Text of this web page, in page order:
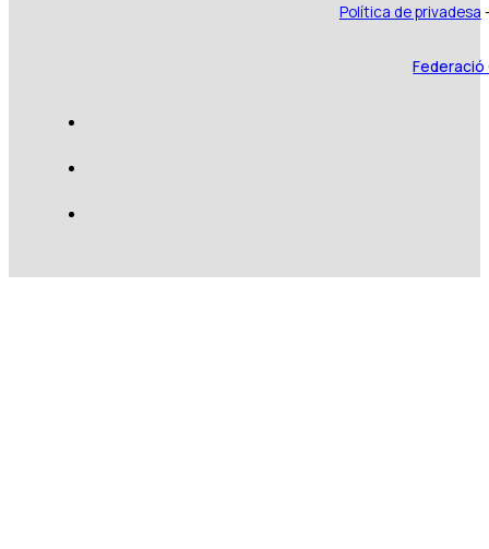
Política de privadesa
Federació